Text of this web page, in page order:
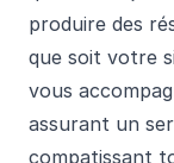
produire des
que soit votre
vous
assurant un
compatissant